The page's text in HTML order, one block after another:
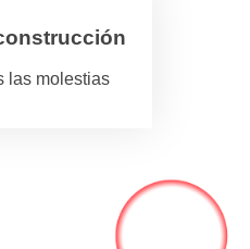
las molestias